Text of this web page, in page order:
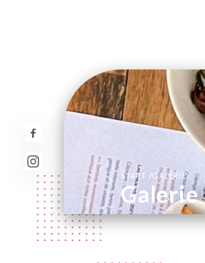
START /GALERIE
Galerie